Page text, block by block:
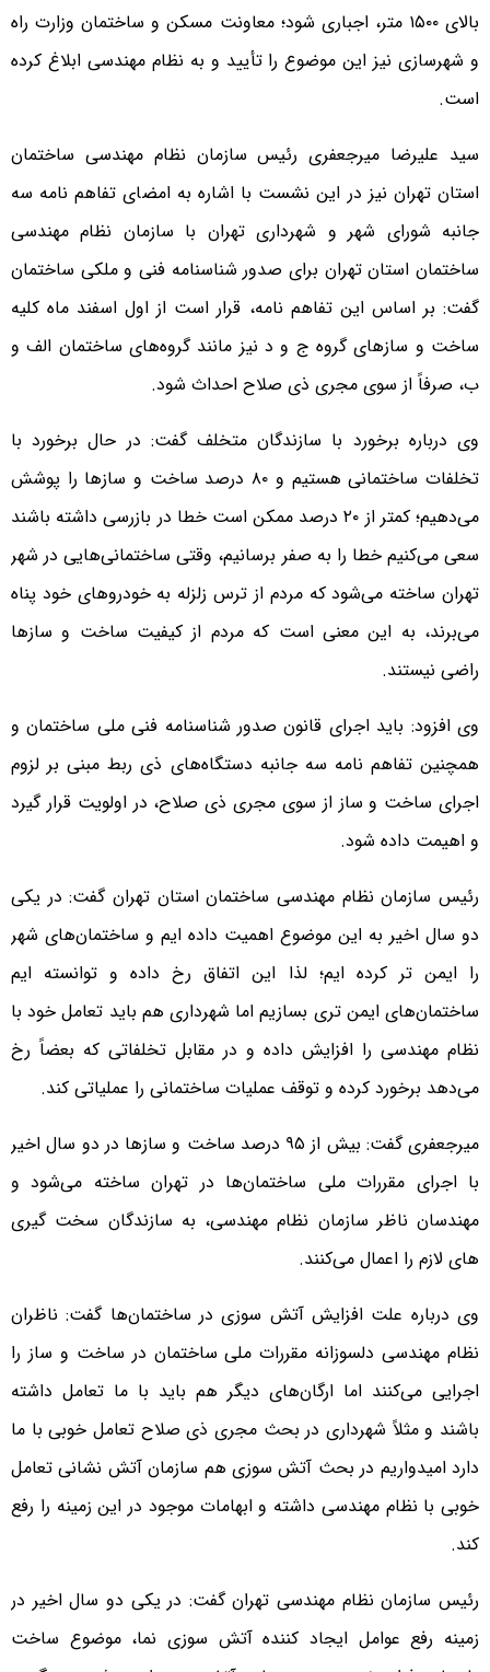
بالای ۱۵۰۰ متر، اجباری شود؛ معاونت مسکن و ساختمان وزارت راه
و شهرسازی نیز این موضوع را تأیید و به نظام مهندسی ابلاغ کرده
است.
سید علیرضا میرجعفری رئیس سازمان نظام مهندسی ساختمان
استان تهران نیز در این نشست با اشاره به امضای تفاهم نامه سه
جانبه شورای شهر و شهرداری تهران با سازمان نظام مهندسی
ساختمان استان تهران برای صدور شناسنامه فنی و ملکی ساختمان
گفت: بر اساس این تفاهم نامه، قرار است از اول اسفند ماه کلیه
ساخت و سازهای گروه ج و د نیز مانند گروه‌های ساختمان الف و
ب، صرفاً از سوی مجری ذی صلاح احداث شود.
وی درباره برخورد با سازندگان متخلف گفت: در حال برخورد با
تخلفات ساختمانی هستیم و ۸۰ درصد ساخت و سازها را پوشش
می‌دهیم؛ کمتر از ۲۰ درصد ممکن است خطا در بازرسی داشته باشند
سعی می‌کنیم خطا را به صفر برسانیم، وقتی ساختمانی‌هایی در شهر
تهران ساخته می‌شود که مردم از ترس زلزله به خودروهای خود پناه
می‌برند، به این معنی است که مردم از کیفیت ساخت و سازها
راضی نیستند.
وی افزود: باید اجرای قانون صدور شناسنامه فنی ملی ساختمان و
همچنین تفاهم نامه سه جانبه دستگاه‌های ذی ربط مبنی بر لزوم
اجرای ساخت و ساز از سوی مجری ذی صلاح، در اولویت قرار گیرد
و اهیمت داده شود.
رئیس سازمان نظام مهندسی ساختمان استان تهران گفت: در یکی
دو سال اخیر به این موضوع اهمیت داده ایم و ساختمان‌های شهر
را ایمن تر کرده ایم؛ لذا این اتفاق رخ داده و توانسته ایم
ساختمان‌های ایمن تری بسازیم اما شهرداری هم باید تعامل خود با
نظام مهندسی را افزایش داده و در مقابل تخلفاتی که بعضاً رخ
می‌دهد برخورد کرده و توقف عملیات ساختمانی را عملیاتی کند.
میرجعفری گفت: بیش از ۹۵ درصد ساخت و سازها در دو سال اخیر
با اجرای مقررات ملی ساختمان‌ها در تهران ساخته می‌شود و
مهندسان ناظر سازمان نظام مهندسی، به سازندگان سخت گیری
های لازم را اعمال می‌کنند.
وی درباره علت افزایش آتش سوزی در ساختمان‌ها گفت: ناظران
نظام مهندسی دلسوزانه مقررات ملی ساختمان در ساخت و ساز را
اجرایی می‌کنند اما ارگان‌های دیگر هم باید با ما تعامل داشته
باشند و مثلاً شهرداری در بحث مجری ذی صلاح تعامل خوبی با ما
دارد امیدواریم در بحث آتش سوزی هم سازمان آتش نشانی تعامل
خوبی با نظام مهندسی داشته و ابهامات موجود در این زمینه را رفع
کند.
رئیس سازمان نظام مهندسی تهران گفت: در یکی دو سال اخیر در
زمینه رفع عوامل ایجاد کننده آتش سوزی نما، موضوع ساخت